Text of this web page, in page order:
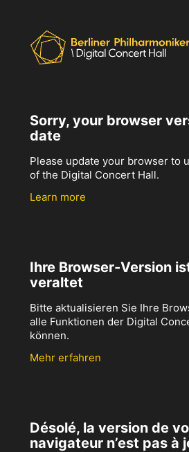
Sorry, your browser
date
Please update your browser to
of the Digital Concert Hall.
Learn more
Ihre Browser-Version
veraltet
Bitte aktualisieren Sie Ihre
alle Funktionen der Digital
können.
Mehr erfahren
Désolé, la version de
navigateur n’est pas à